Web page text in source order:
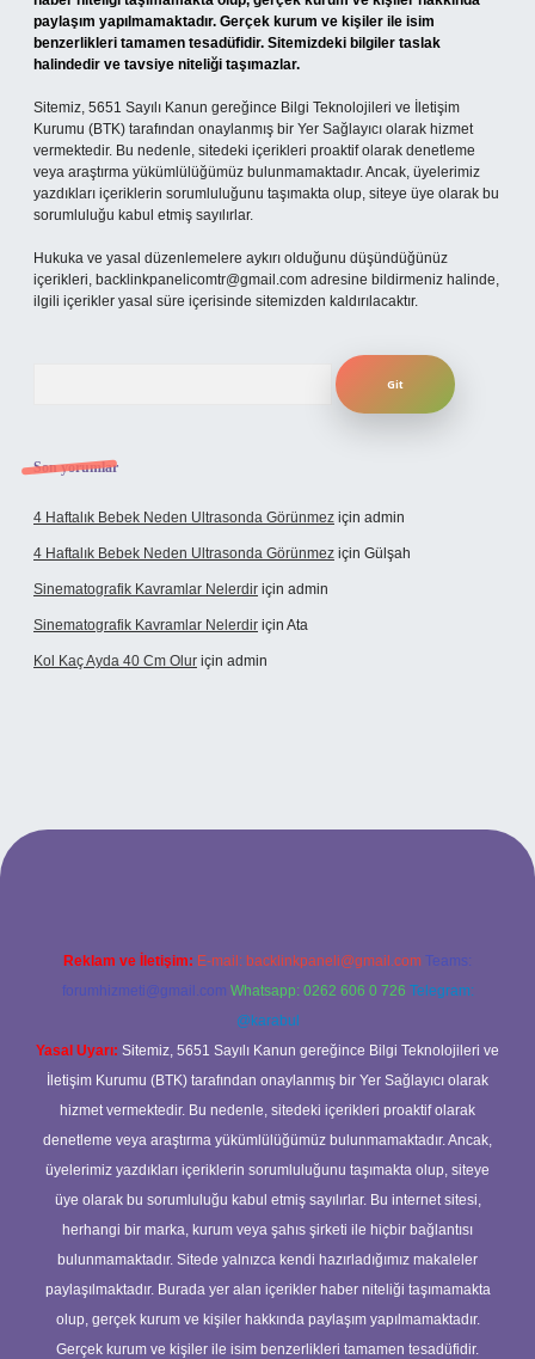
paylaşım yapılmamaktadır. Gerçek kurum ve kişiler ile isim
benzerlikleri tamamen tesadüfidir. Sitemizdeki bilgiler taslak
halindedir ve tavsiye niteliği taşımazlar.
Sitemiz, 5651 Sayılı Kanun gereğince Bilgi Teknolojileri ve İletişim
Kurumu (BTK) tarafından onaylanmış bir Yer Sağlayıcı olarak hizmet
vermektedir. Bu nedenle, sitedeki içerikleri proaktif olarak denetleme
veya araştırma yükümlülüğümüz bulunmamaktadır. Ancak, üyelerimiz
yazdıkları içeriklerin sorumluluğunu taşımakta olup, siteye üye olarak bu
sorumluluğu kabul etmiş sayılırlar.
Hukuka ve yasal düzenlemelere aykırı olduğunu düşündüğünüz
içerikleri, backlinkpanelicomtr@gmail.com adresine bildirmeniz halinde,
ilgili içerikler yasal süre içerisinde sitemizden kaldırılacaktır.
Son yorumlar
4 Haftalık Bebek Neden Ultrasonda Görünmez için admin
4 Haftalık Bebek Neden Ultrasonda Görünmez için Gülşah
Sinematografik Kavramlar Nelerdir için admin
Sinematografik Kavramlar Nelerdir için Ata
Kol Kaç Ayda 40 Cm Olur için admin
betci
Reklam ve İletişim: E-mail: backlinkpaneli@gmail.com Teams:
forumhizmeti@gmail.com Whatsapp: 0262 606 0 726 Telegram:
@karabul
Yasal Uyarı: Sitemiz, 5651 Sayılı Kanun gereğince Bilgi Teknolojileri ve
İletişim Kurumu (BTK) tarafından onaylanmış bir Yer Sağlayıcı olarak
hizmet vermektedir. Bu nedenle, sitedeki içerikleri proaktif olarak
denetleme veya araştırma yükümlülüğümüz bulunmamaktadır. Ancak,
üyelerimiz yazdıkları içeriklerin sorumluluğunu taşımakta olup, siteye
üye olarak bu sorumluluğu kabul etmiş sayılırlar. Bu internet sitesi,
herhangi bir marka, kurum veya şahıs şirketi ile hiçbir bağlantısı
bulunmamaktadır. Sitede yalnızca kendi hazırladığımız makaleler
paylaşılmaktadır. Burada yer alan içerikler haber niteliği taşımamakta
olup, gerçek kurum ve kişiler hakkında paylaşım yapılmamaktadır.
Gerçek kurum ve kişiler ile isim benzerlikleri tamamen tesadüfidir.